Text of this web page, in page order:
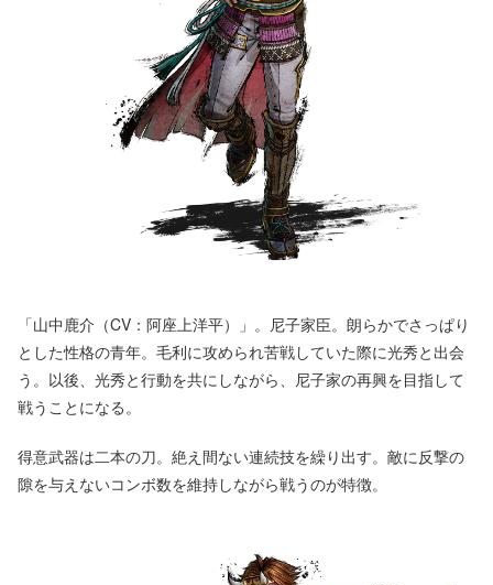
「山中鹿介（CV：阿座上洋平）」。尼子家臣。朗らかでさっぱり
とした性格の青年。毛利に攻められ苦戦していた際に光秀と出会
う。以後、光秀と行動を共にしながら、尼子家の再興を目指して
戦うことになる。
得意武器は二本の刀。絶え間ない連続技を繰り出す。敵に反撃の
隙を与えないコンボ数を維持しながら戦うのが特徴。